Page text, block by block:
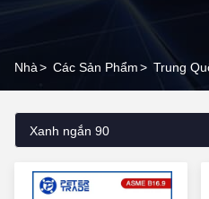
Nhà> Các Sản Phẩm> Trung
Xanh ngắn 90